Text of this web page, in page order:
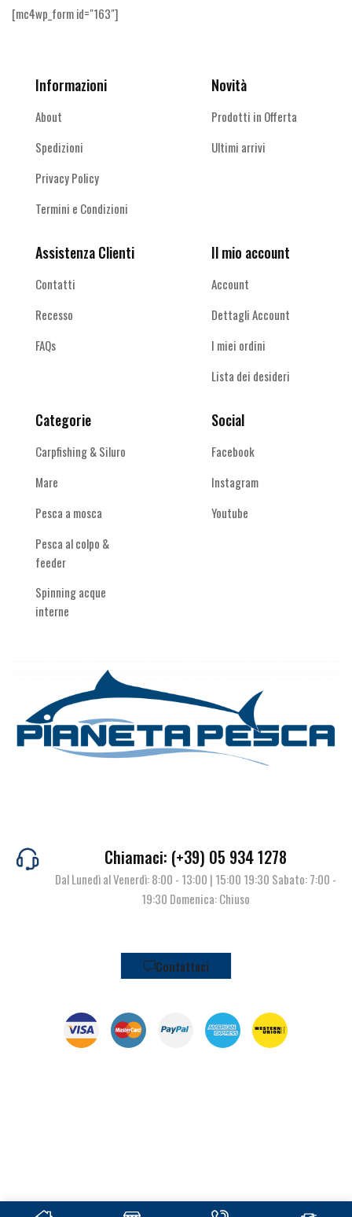
[mc4wp_form id="163"]
Informazioni
About
Spedizioni
Privacy Policy
Termini e Condizioni
Novità
Prodotti in Offerta
Ultimi arrivi
Assistenza Clienti
Contatti
Recesso
FAQs
Il mio account
Account
Dettagli Account
I miei ordini
Lista dei desideri
Categorie
Carpfishing & Siluro
Mare
Pesca a mosca
Pesca al colpo &
feeder
Spinning acque
interne
Social
Facebook
Instagram
Youtube
Chiamaci: (+39) 05 934 1278
Dal Lunedì al Venerdì: 8:00 - 13:00 | 15:00 19:30 Sabato: 7:00 -
19:30 Domenica: Chiuso
Contattaci
created with ♥ by MADL